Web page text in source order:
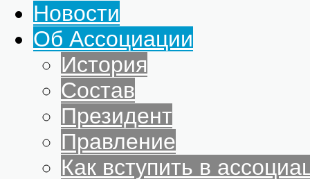
Новости
Об Ассоциации
История
Состав
Президент
Правление
Как вступить в